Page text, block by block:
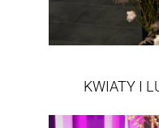
KWIATY I